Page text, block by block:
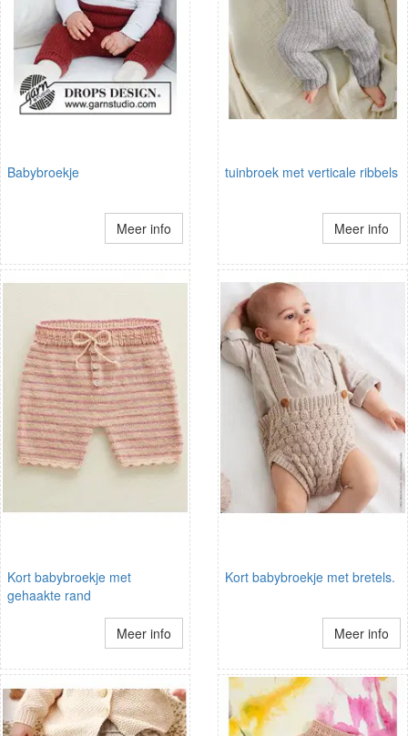
Babybroekje
Meer info
tuinbroek met verticale ribbels
Meer info
Kort babybroekje met
gehaakte rand
Meer info
Kort babybroekje met bretels.
Meer info